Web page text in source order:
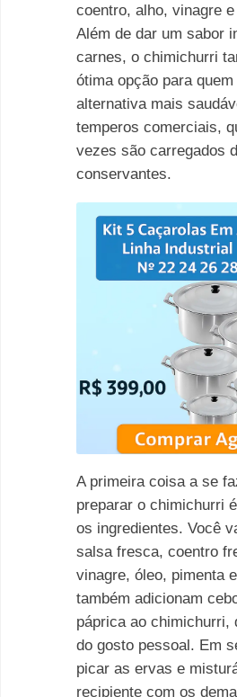
coentro, alho, vinagre
Além de dar um sabor
carnes, o chimichurri
ótima opção para
alternativa mais
temperos comerciais,
vezes são carregados
conservantes.
A primeira coisa a se
preparar o chimichurri
os ingredientes. Você
salsa fresca, coentro
vinagre, óleo, pimenta
também adicionam
páprica ao chimichurri,
do gosto pessoal. Em
picar as ervas e
recipiente com os